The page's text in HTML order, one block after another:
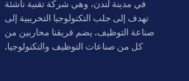
في مدينة لندن، وهي شركة تقنية ناشئة
تهدف إلى جلب التكنولوجيا التخريبية إلى
صناعة التوظيف. يضم فريقنا محاربين من
كل من صناعات التوظيف والتكنولوجيا.